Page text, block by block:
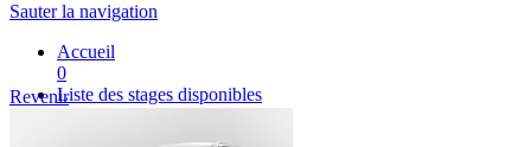
Sauter la navigation
Accueil
0
Liste des stages disponibles
Revenir